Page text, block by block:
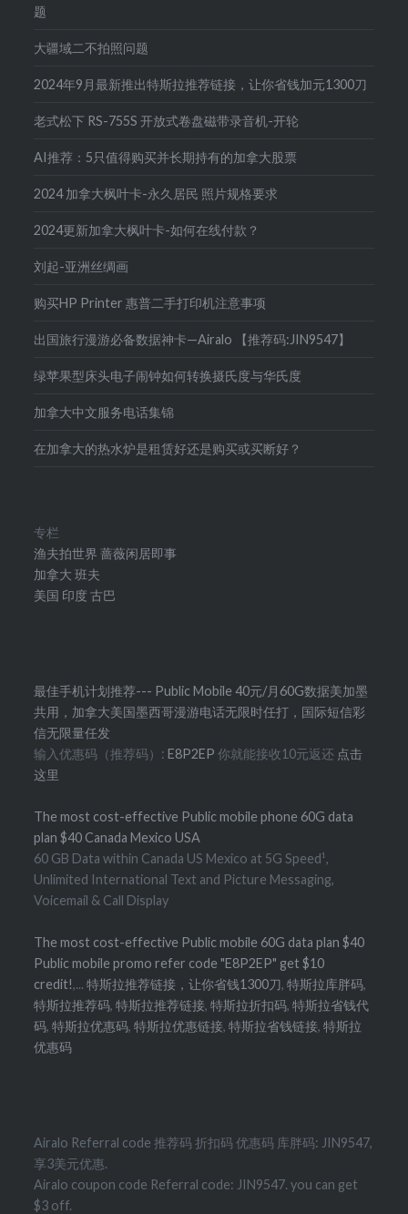
题
大疆域二不拍照问题
2024年9月最新推出特斯拉推荐链接，让你省钱加元1300刀
老式松下 RS-755S 开放式卷盘磁带录音机-开轮
AI推荐：5只值得购买并长期持有的加拿大股票
2024 加拿大枫叶卡-永久居民 照片规格要求
2024更新加拿大枫叶卡-如何在线付款？
刘起-亚洲丝绸画
购买HP Printer 惠普二手打印机注意事项
出国旅行漫游必备数据神卡—Airalo 【推荐码:JIN9547】
绿苹果型床头电子闹钟如何转换摄氏度与华氏度
加拿大中文服务电话集锦
在加拿大的热水炉是租赁好还是购买或买断好？
专栏
渔夫拍世界蔷薇闲居即事
加拿大 班夫
美国 印度 古巴
最佳手机计划推荐--- Public Mobile 40元/月60G数据美加墨
共用，加拿大美国墨西哥漫游电话无限时任打，国际短信彩
信无限量任发
输入优惠码（推荐码）:E8P2EP你就能接收10元返还 点击
这里
The most cost-effective Public mobile phone 60G data
plan $40 Canada Mexico USA
60 GB Data within Canada US Mexico at 5G Speed¹,
Unlimited International Text and Picture Messaging,
Voicemail & Call Display
The most cost-effective Public mobile 60G data plan $40
Public mobile promo refer code "E8P2EP" get $10
credit!,...特斯拉推荐链接，让你省钱1300刀,特斯拉库胖码,
特斯拉推荐码,特斯拉推荐链接,特斯拉折扣码,特斯拉省钱代
码,特斯拉优惠码,特斯拉优惠链接, 特斯拉省钱链接,特斯拉
优惠码
Airalo Referral code 推荐码 折扣码 优惠码 库胖码: JIN9547,
享3美元优惠.
Airalo coupon code Referral code: JIN9547. you can get
$3 off.